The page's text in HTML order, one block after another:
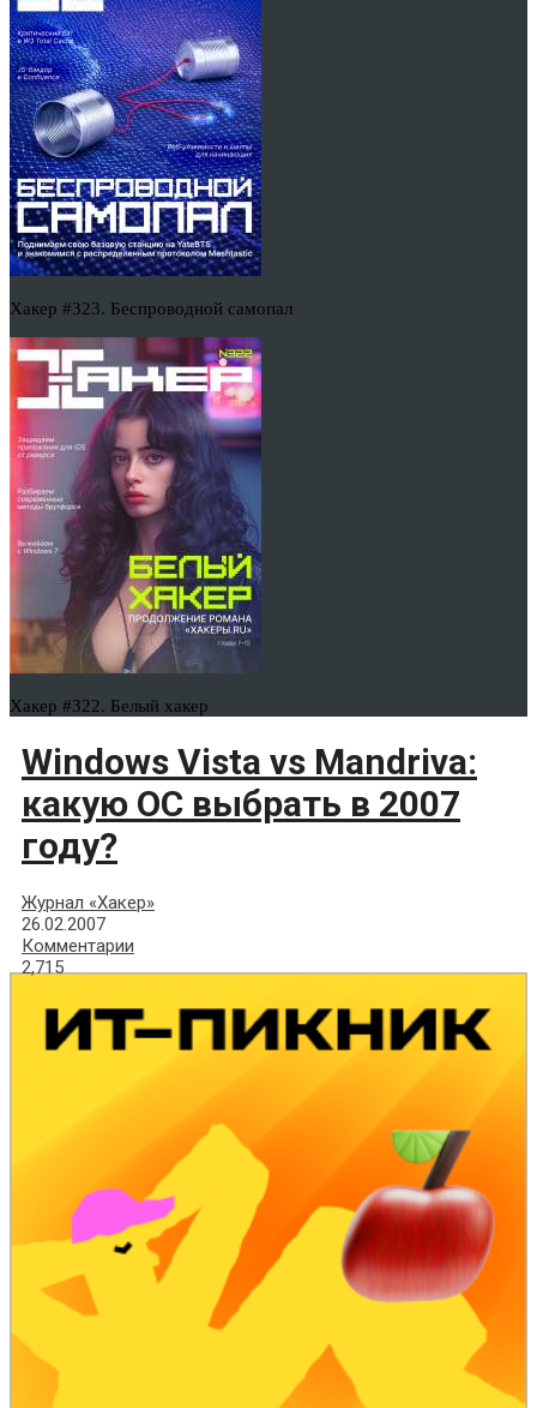
Хакер #323. Беспроводной самопал
Хакер #322. Белый хакер
Windows Vista vs Mandriva:
какую ОС выбрать в 2007
году?
Журнал «Хакер»
26.02.2007
Комментарии
2,715